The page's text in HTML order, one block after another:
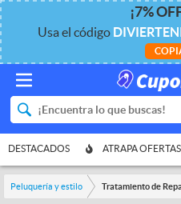
¡7%
Usa el código
DESTACADOS ATRAPA OFERTAS
Peluquería y estilo Tratamiento de